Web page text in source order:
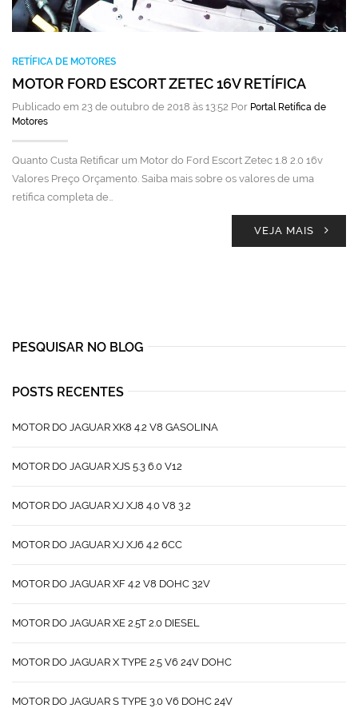
RETÍFICA DE MOTORES
MOTOR FORD ESCORT ZETEC 16V RETÍFICA
Publicado em 23 de outubro de 2018 às 13:52 Por Portal Retífica de
Motores
Quanto Custa Retificar um Motor do Ford Escort Zetec 1.8 2.0 16v
Valores Preço Orçamento. Saiba mais sobre os valores de uma
retífica completa de…
VEJA MAIS
PESQUISAR NO BLOG
POSTS RECENTES
MOTOR DO JAGUAR XK8 4.2 V8 GASOLINA
MOTOR DO JAGUAR XJS 5.3 6.0 V12
MOTOR DO JAGUAR XJ XJ8 4.0 V8 3.2
MOTOR DO JAGUAR XJ XJ6 4.2 6CC
MOTOR DO JAGUAR XF 4.2 V8 DOHC 32V
MOTOR DO JAGUAR XE 2.5T 2.0 DIESEL
MOTOR DO JAGUAR X TYPE 2.5 V6 24V DOHC
MOTOR DO JAGUAR S TYPE 3.0 V6 DOHC 24V